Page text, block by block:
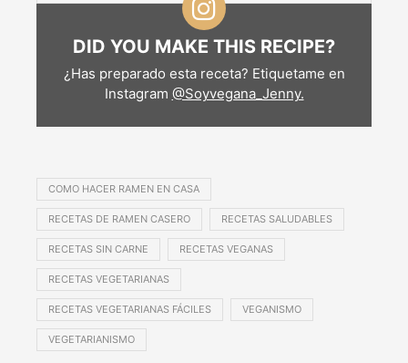
DID YOU MAKE THIS RECIPE?
¿Has preparado esta receta? Etiquetame en
Instagram @Soyvegana_Jenny.
COMO HACER RAMEN EN CASA
RECETAS DE RAMEN CASERO RECETAS SALUDABLES
RECETAS SIN CARNE RECETAS VEGANAS
RECETAS VEGETARIANAS
RECETAS VEGETARIANAS FÁCILES VEGANISMO
VEGETARIANISMO